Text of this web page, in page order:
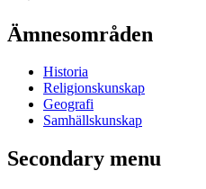
Ämnesområden
Historia
Religionskunskap
Geografi
Samhällskunskap
Secondary menu